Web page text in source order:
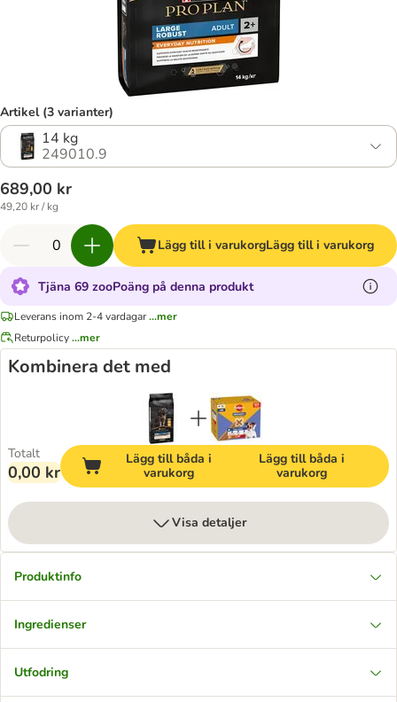
Artikel (3 varianter)
14 kg
249010.9
689,00 kr
49,20 kr / kg
Lägg till i varukorgLägg till i varukorg
Tjäna 69 zooPoäng på denna produkt
Leverans inom 2-4 vardagar...mer
Returpolicy...mer
Kombinera det med
Totalt
0,00 kr
Lägg till båda i
varukorg
Lägg till båda i
varukorg
Visa detaljer
Produktinfo
Ingredienser
Utfodring